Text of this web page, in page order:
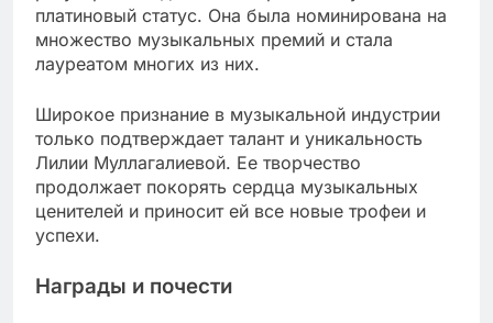
платиновый статус. Она была номинирована на
множество музыкальных премий и стала
лауреатом многих из них.
Широкое признание в музыкальной индустрии
только подтверждает талант и уникальность
Лилии Муллагалиевой. Ее творчество
продолжает покорять сердца музыкальных
ценителей и приносит ей все новые трофеи и
успехи.
Награды и почести